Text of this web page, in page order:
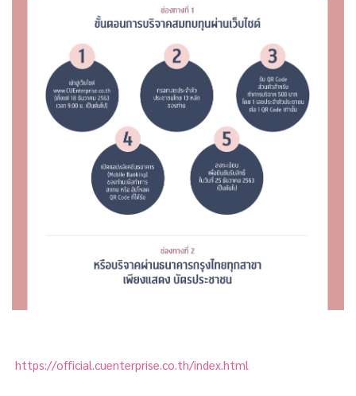
https://official.cuenterprise.co.th/index.html